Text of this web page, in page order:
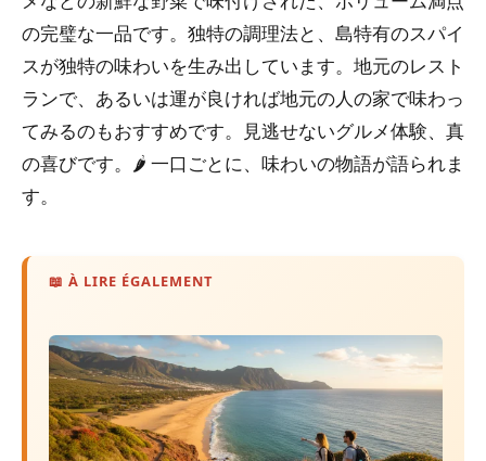
の完璧な一品です。独特の調理法と、島特有のスパイ
スが独特の味わいを生み出しています。地元のレスト
ランで、あるいは運が良ければ地元の人の家で味わっ
てみるのもおすすめです。見逃せないグルメ体験、真
の喜びです。🌶️ 一口ごとに、味わいの物語が語られま
す。
📖 À LIRE ÉGALEMENT